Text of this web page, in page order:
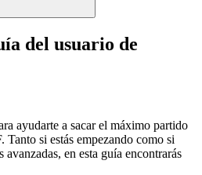
del usuario de
ayudarte a sacar el máximo partido
si estás empezando como si
en esta guía encontrarás